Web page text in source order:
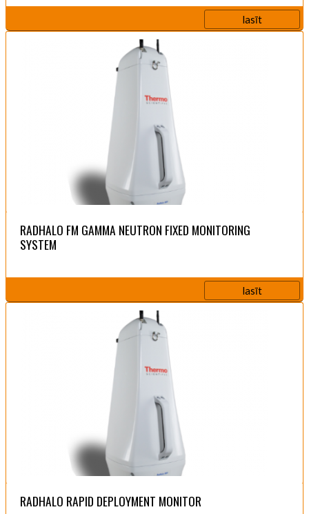
lasīt
RADHALO FM GAMMA NEUTRON FIXED MONITORING
SYSTEM
lasīt
RADHALO RAPID DEPLOYMENT MONITOR